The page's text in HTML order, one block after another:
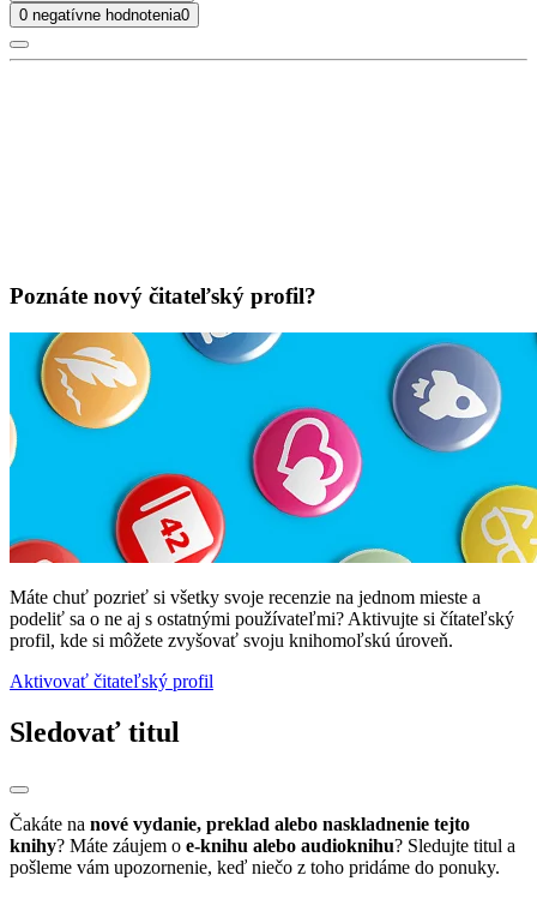
0 negatívne hodnotenia0
Poznáte nový čitateľský profil?
Máte chuť pozrieť si všetky svoje recenzie na jednom mieste a
podeliť sa o ne aj s ostatnými používateľmi? Aktivujte si čítateľský
profil, kde si môžete zvyšovať svoju knihomoľskú úroveň.
Aktivovať čitateľský profil
Sledovať titul
Čakáte na nové vydanie, preklad alebo naskladnenie tejto
knihy? Máte záujem o e-knihu alebo audioknihu? Sledujte titul a
pošleme vám upozornenie, keď niečo z toho pridáme do ponuky.